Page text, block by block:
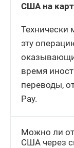
США на
Технически
эту
время
переводы,
Pay.
Можно ли
США через